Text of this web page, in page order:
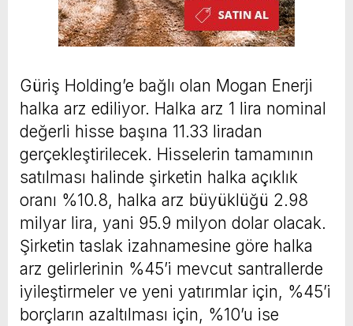
Güriş Holding’e bağlı olan Mogan Enerji
halka arz ediliyor. Halka arz 1 lira nominal
değerli hisse başına 11.33 liradan
gerçekleştirilecek. Hisselerin tamamının
satılması halinde şirketin halka açıklık
oranı %10.8, halka arz büyüklüğü 2.98
milyar lira, yani 95.9 milyon dolar olacak.
Şirketin taslak izahnamesine göre halka
arz gelirlerinin %45’i mevcut santrallerde
iyileştirmeler ve yeni yatırımlar için, %45’i
borçların azaltılması için, %10’u ise